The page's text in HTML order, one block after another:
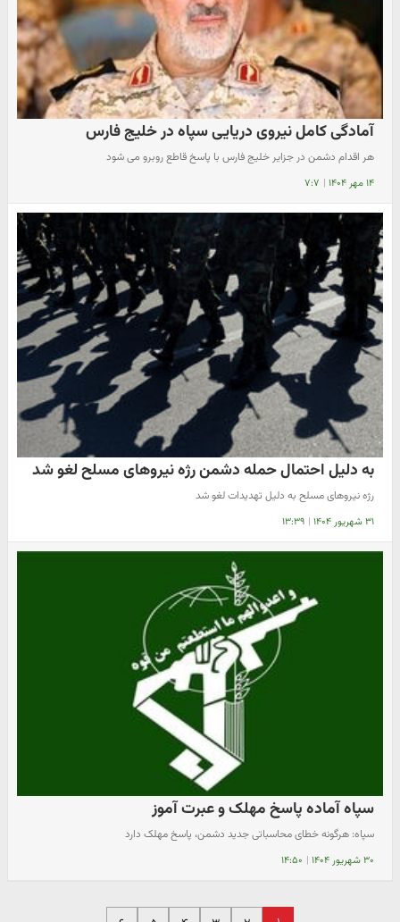
آمادگی کامل نیروی دریایی سپاه در خلیج فارس
هر اقدام دشمن در جزایر خلیج فارس با پاسخ قاطع روبرو می شود
۱۴ مهر ۱۴۰۴ | ۷:۷
به دلیل احتمال حمله دشمن رژه نیروهای مسلح لغو شد
رژه نیروهای مسلح به دلیل تهدیدات لغو شد
۳۱ شهریور ۱۴۰۴ | ۱۳:۳۹
سپاه آماده پاسخ مهلک و عبرت آموز
سپاه: هرگونه خطای محاسباتی جدید دشمن، پاسخ مهلک دارد
۳۰ شهریور ۱۴۰۴ | ۱۴:۵۰